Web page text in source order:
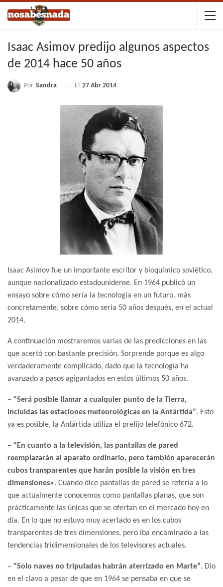
Isaac Asimov predijo algunos aspectos
de 2014 hace 50 años
Por Sandra El 27 Abr 2014
Isaac Asimov fue un importante escritor y bioquímico soviético,
aunque nacionalizado estadounidense. En 1964 publicó un
ensayo sobre cómo sería la tecnología en un futuro, más
concretamente, sobre cómo seria 50 años después, en el actual
2014.
A continuación mostraremos varias de las predicciones en las
que acertó con bastante precisión. Sorprende porque es algo
verdaderamente complicado, dado que la tecnología ha
avanzado a pasos agigantados en estos últimos 50 años.
– “Será posible llamar a cualquier punto de la Tierra,
incluidas las estaciones meteorológicas en la Antártida”. Esto
ya es posible, la Antártida utiliza el prefijo telefónico 672.
– “En cuanto a la televisión, las pantallas de pared
reemplazarán al aparato ordinario, pero también aparecerán
cubos transparentes que harán posible la visión en tres
dimensiones». Cuando dice pantallas de pared se refería a lo
que actualmente conocemos como pantallas planas, que son
prácticamente las únicas que se ofertan en el mercado hoy en
día. En lo que no estuvo muy acertado es en los cubos
transparentes de tres dimensiones, pero iba encaminado a las
tendencias tridimensionales de los televisores actuales.
– “Solo naves no tripuladas habrán aterrizado en Marte”. Dio
en el clavo a pesar de que en 1964 se pensaba en que se